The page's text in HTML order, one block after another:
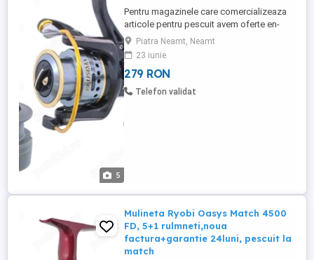
5
Pentru magazinele care comercializeaza
articole pentru pescuit avem oferte en-
gross (contactati-ne pentru mai multe
detalii) Produsul este NOU in cutie, fisa
tehnica, schema ! Pretul este pentru o
singura mulineta (mai multe bucati
disponibile) Pretul este fix! Fara schimburi
Piatra Neamt, Neamt
23 iunie
279 RON
Telefon validat
Mulineta Ryobi Oasys Match 4500
FD, 5+1 rulmneti,noua
factura+garantie 24luni, pescuit la
match